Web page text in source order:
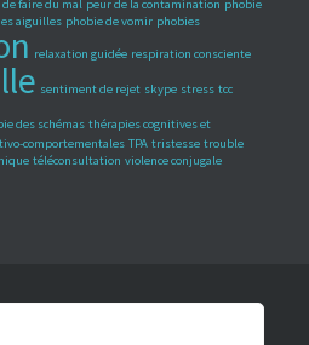
de faire du mal peur de la contamination phobie
aiguilles phobie de vomir phobies
relaxation guidée respiration consciente
sentiment de rejet skype stress tcc
des schémas thérapies cognitives et
comportementales TPA tristesse trouble
téléconsultation violence conjugale